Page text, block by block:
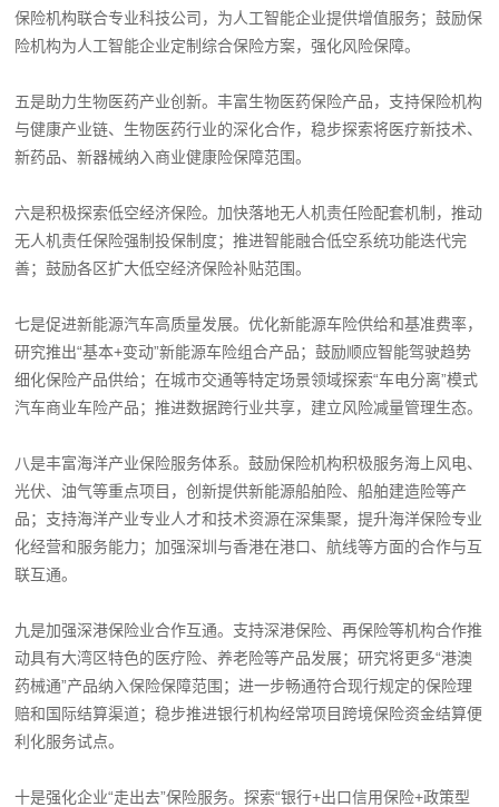
保险机构联合专业科技公司，为人工智能企业提供增值服务；鼓励保
险机构为人工智能企业定制综合保险方案，强化风险保障。
五是助力生物医药产业创新。丰富生物医药保险产品，支持保险机构
与健康产业链、生物医药行业的深化合作，稳步探索将医疗新技术、
新药品、新器械纳入商业健康险保障范围。
六是积极探索低空经济保险。加快落地无人机责任险配套机制，推动
无人机责任保险强制投保制度；推进智能融合低空系统功能迭代完
善；鼓励各区扩大低空经济保险补贴范围。
七是促进新能源汽车高质量发展。优化新能源车险供给和基准费率，
研究推出“基本+变动”新能源车险组合产品；鼓励顺应智能驾驶趋势
细化保险产品供给；在城市交通等特定场景领域探索“车电分离”模式
汽车商业车险产品；推进数据跨行业共享，建立风险减量管理生态。
八是丰富海洋产业保险服务体系。鼓励保险机构积极服务海上风电、
光伏、油气等重点项目，创新提供新能源船舶险、船舶建造险等产
品；支持海洋产业专业人才和技术资源在深集聚，提升海洋保险专业
化经营和服务能力；加强深圳与香港在港口、航线等方面的合作与互
联互通。
九是加强深港保险业合作互通。支持深港保险、再保险等机构合作推
动具有大湾区特色的医疗险、养老险等产品发展；研究将更多“港澳
药械通”产品纳入保险保障范围；进一步畅通符合现行规定的保险理
赔和国际结算渠道；稳步推进银行机构经常项目跨境保险资金结算便
利化服务试点。
十是强化企业“走出去”保险服务。探索“银行+出口信用保险+政策型